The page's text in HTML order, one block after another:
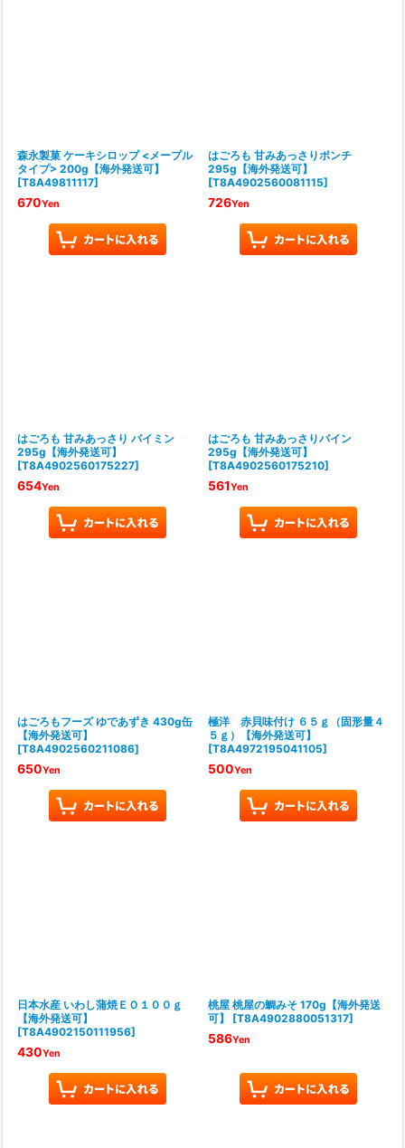
森永製菓 ケーキシロップ <メープル
タイプ> 200g【海外発送可】
[T8A49811117]
670Yen
はごろも 甘みあっさりポンチ
295g【海外発送可】
[T8A4902560081115]
726Yen
はごろも 甘みあっさり パイミン
295g【海外発送可】
[T8A4902560175227]
654Yen
はごろも 甘みあっさりパイン
295g【海外発送可】
[T8A4902560175210]
561Yen
はごろもフーズ ゆであずき 430g缶
【海外発送可】
[T8A4902560211086]
650Yen
極洋 赤貝味付け ６５ｇ（固形量４
５ｇ）【海外発送可】
[T8A4972195041105]
500Yen
日本水産 いわし蒲焼ＥＯ１００ｇ
【海外発送可】
[T8A4902150111956]
430Yen
桃屋 桃屋の鯛みそ 170g【海外発送
可】
[T8A4902880051317]
586Yen